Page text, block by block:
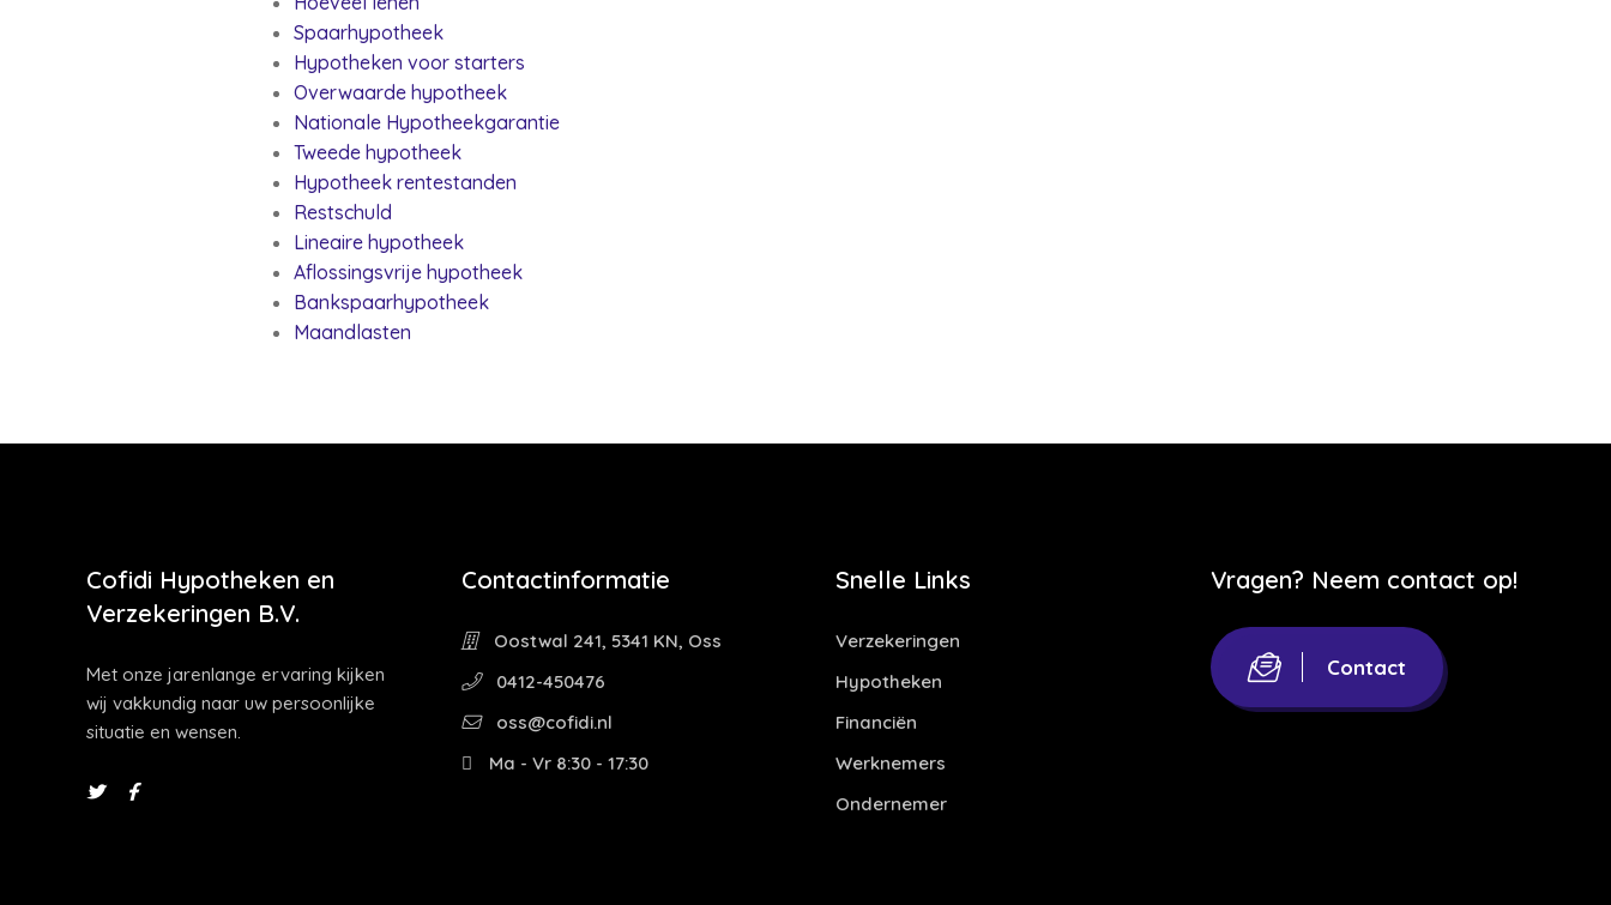
Spaarhypotheek
Hypotheken voor starters
Overwaarde hypotheek
Nationale Hypotheekgarantie
Tweede hypotheek
Hypotheek rentestanden
Restschuld
Lineaire hypotheek
Aflossingsvrije hypotheek
Bankspaarhypotheek
Maandlasten
Cofidi Hypotheken en
Verzekeringen B.V.
Met onze jarenlange ervaring kijken
wij vakkundig naar uw persoonlijke
situatie en wensen.
Contactinformatie
Oostwal 241, 5341 KN, Oss
0412-450476
oss@cofidi.nl
Ma - Vr 8:30 - 17:30
Snelle Links
Verzekeringen
Hypotheken
Financiën
Werknemers
Ondernemer
Vragen? Neem contact op!
Contact